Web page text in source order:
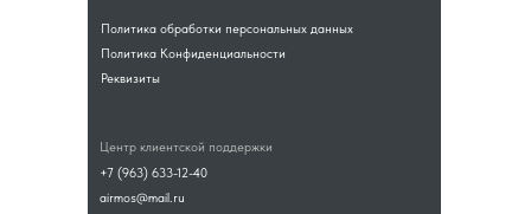
Политика обработки персональных данных
Политика Конфиденциальности
Реквизиты
Центр клиентской поддержки
+7 (963) 633-12-40
airmos@mail.ru